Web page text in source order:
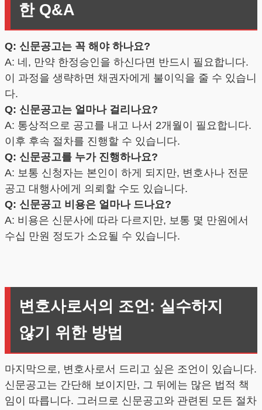
한 Q&A
Q: 신문공고는 꼭 해야 하나요?
A: 네, 만약 한정승인을 하신다면 반드시 필요합니다.
이 과정을 생략하면 채권자에게 불이익을 줄 수 있습니
다.
Q: 신문공고는 얼마나 걸리나요?
A: 통상적으로 공고를 내고 나서 2개월이 필요합니다.
이후 후속 절차를 진행할 수 있습니다.
Q: 신문공고를 누가 진행하나요?
A: 보통 신청자는 본인이 하게 되지만, 변호사나 전문
공고 대행사에게 의뢰할 수도 있습니다.
Q: 신문공고 비용은 얼마나 드나요?
A: 비용은 신문사에 따라 다르지만, 보통 몇 만원에서
수십 만원 정도가 소요될 수 있습니다.
변호사로서의 조언: 실수하지
않기 위한 방법
마지막으로, 변호사로서 드리고 싶은 조언이 있습니다.
신문공고는 간단해 보이지만, 그 뒤에는 많은 법적 책
임이 따릅니다. 그러므로 신문공고와 관련된 모든 절차